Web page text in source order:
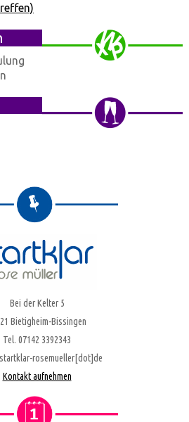
Bei der Kelter 5
Bietigheim-Bissingen
Tel. 07142 3392343
rosemueller[dot]de
Kontakt aufnehmen